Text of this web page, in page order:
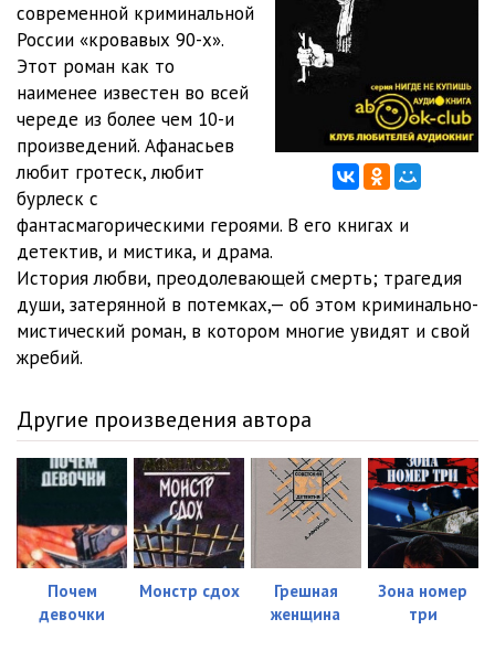
01_01_08_Pod_podozreniem
01_02_01_GIMZH_Dnevniki_Belozerova_YuV
01_02_02_GIMZH_Dnevniki_Belozerova_YuV 28:49
01_02_03_GIMZH_Dnevniki_Belozerova_YuV
01_03_01_GIMZH_Iz_dnevnikov
01_03_02_GIMZH_Iz_dnevnikov
01_03_03_GIMZH_Iz_dnevnikov 26:48
01_03_04_GIMZH_Iz_dnevnikov 16:20
02_05_01_GIMZH
02_05_02_GIMZH 25:07
02_05_03_GIMZH 14:57
02_06_01_GIMZH_Blizko_vesna 27:36
02_06_02_GIMZH_Blizko_vesna 19:13
современной криминальной
России «кровавых 90-х».
Этот роман как то
наименее известен во всей
череде из более чем 10-и
произведений. Афанасьев
любит гротеск, любит
бурлеск с
фантасмагорическими героями. В его книгах и
детектив, и мистика, и драма.
История любви, преодолевающей смерть; трагедия
души, затерянной в потемках,— об этом криминально-
мистический роман, в котором многие увидят и свой
жребий.
Другие произведения автора
Почем
девочки
Монстр сдох
Грешная
женщина
Зона номер
три